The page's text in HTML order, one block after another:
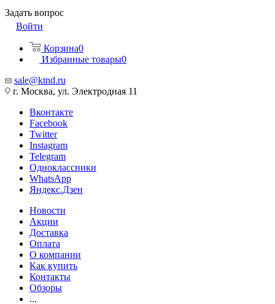
Задать вопрос
Войти
Корзина0
Избранные товары0
sale@ktnd.ru
г. Москва, ул. Электродная 11
Вконтакте
Facebook
Twitter
Instagram
Telegram
Одноклассники
WhatsApp
Яндекс.Дзен
Новости
Акции
Доставка
Оплата
О компании
Как купить
Контакты
Обзоры
...